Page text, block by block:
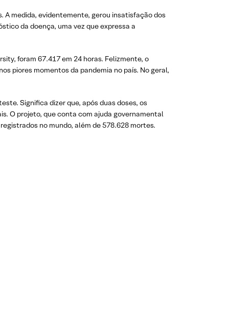
A medida, evidentemente, gerou insatisfação dos
da doença, uma vez que expressa a
foram 67.417 em 24 horas. Felizmente, o
piores momentos da pandemia no país. No geral,
Significa dizer que, após duas doses, os
O projeto, que conta com ajuda governamental
no mundo, além de 578.628 mortes.